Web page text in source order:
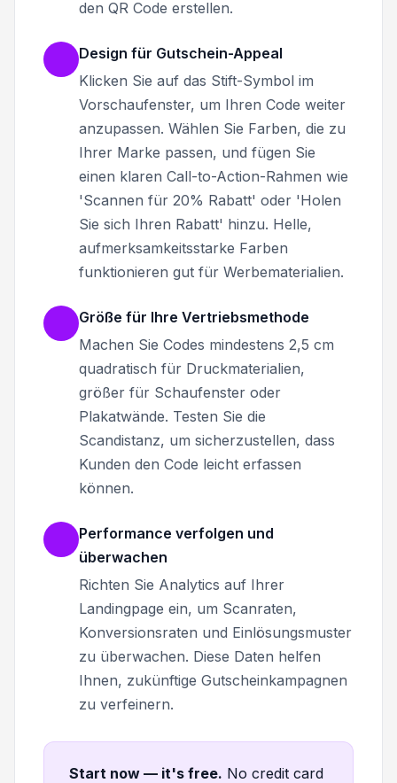
den QR Code erstellen.
Design für Gutschein-Appeal
Klicken Sie auf das Stift-Symbol im
Vorschaufenster, um Ihren Code weiter
anzupassen. Wählen Sie Farben, die zu
Ihrer Marke passen, und fügen Sie
einen klaren Call-to-Action-Rahmen wie
'Scannen für 20% Rabatt' oder 'Holen
Sie sich Ihren Rabatt' hinzu. Helle,
aufmerksamkeitsstarke Farben
funktionieren gut für Werbematerialien.
Größe für Ihre Vertriebsmethode
Machen Sie Codes mindestens 2,5 cm
quadratisch für Druckmaterialien,
größer für Schaufenster oder
Plakatwände. Testen Sie die
Scandistanz, um sicherzustellen, dass
Kunden den Code leicht erfassen
können.
Performance verfolgen und
überwachen
Richten Sie Analytics auf Ihrer
Landingpage ein, um Scanraten,
Konversionsraten und Einlösungsmuster
zu überwachen. Diese Daten helfen
Ihnen, zukünftige Gutscheinkampagnen
zu verfeinern.
Start now — it's free. No credit card